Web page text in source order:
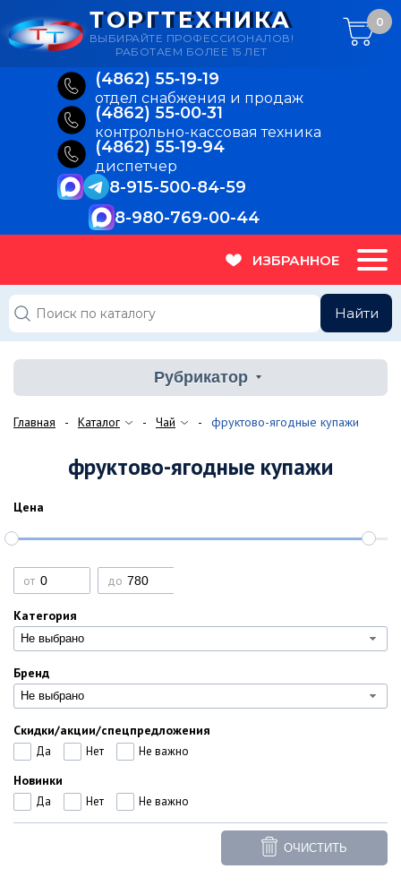
(4862) 55‑19‑19
отдел снабжения и продаж
(4862) 55‑00‑31
контрольно-кассовая техника
(4862) 55‑19‑94
диспетчер
8-915-500-84-59
8-980-769-00-44
ТОРГТЕХНИКА
ВЫБИРАЙТЕ ПРОФЕССИОНАЛОВ!
РАБОТАЕМ БОЛЕЕ 15 ЛЕТ
0
ИЗБРАННОЕ
Найти
Рубрикатор
Главная Каталог Чай фруктово-ягодные купажи
фруктово-ягодные купажи
Цена
от до
Категория
Не выбрано
Бренд
Не выбрано
Скидки/акции/спецпредложения
Да Нет Не важно
Новинки
Да Нет Не важно
ОЧИСТИТЬ